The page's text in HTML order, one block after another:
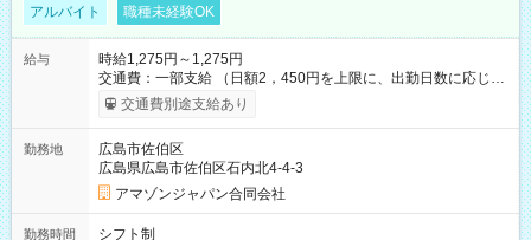
アルバイト 職種未経験OK
給与
時給1,275円～1,275円
交通費：一部支給 （日額2，450円を上限に、出勤日数に応じて
実費支給） ※22:00～翌5:00までは時給25%UP！ ■給与前払い
制度あり ※前払い額の上限あり、手数料無料（Amazon負担）
交通費別途支給あり
勤務地
広島市佐伯区
広島県広島市佐伯区石内北4-4-3
アマゾンジャパン合同会社
勤務時間
シフト制